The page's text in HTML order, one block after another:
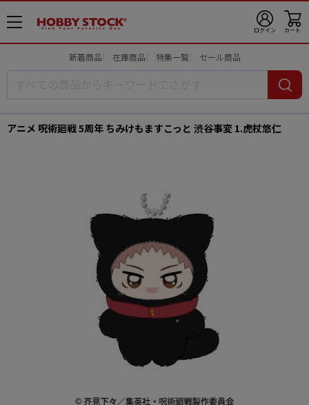
メ
ニ
ログイン カート
新着商品 在庫商品 特集一覧 セール商品
アニメ 呪術廻戦 5周年 ちみけもますこっと 渋谷事変 1.虎杖悠仁